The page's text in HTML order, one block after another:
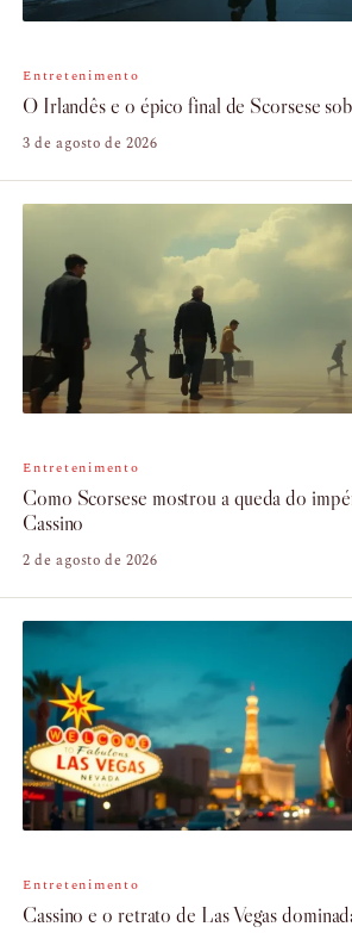
Entretenimento
O Irlandês e o épico final de Scorsese
3 de agosto de 2026
Entretenimento
Como Scorsese mostrou a queda do
Cassino
2 de agosto de 2026
Entretenimento
Cassino e o retrato de Las Vegas